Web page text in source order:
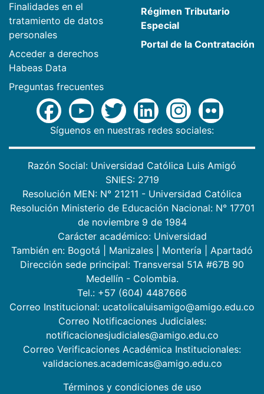
Finalidades en el
tratamiento de datos
personales
Acceder a derechos
Habeas Data
Preguntas frecuentes
Régimen Tributario
Especial
Portal de la Contratación
Síguenos en nuestras redes sociales:
Razón Social: Universidad Católica Luis Amigó
SNIES: 2719
Resolución MEN: N° 21211 - Universidad Católica
Resolución Ministerio de Educación Nacional: N° 17701
de noviembre 9 de 1984
Carácter académico: Universidad
También en: Bogotá Manizales Montería
Apartadó
Dirección sede principal: Transversal 51A #67B 90
Medellín - Colombia.
Tel.: +57 (604) 4487666
Correo Institucional: ucatolicaluisamigo@amigo.edu.co
Correo Notificaciones Judiciales:
notificacionesjudiciales@amigo.edu.co
Correo Verificaciones Académica Institucionales:
validaciones.academicas@amigo.edu.co
Términos y condiciones de uso